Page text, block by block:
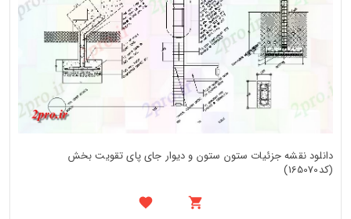
دانلود نقشه جزئیات ستون ستون و دیوار جای پای تقویت بخش
(کد165070)